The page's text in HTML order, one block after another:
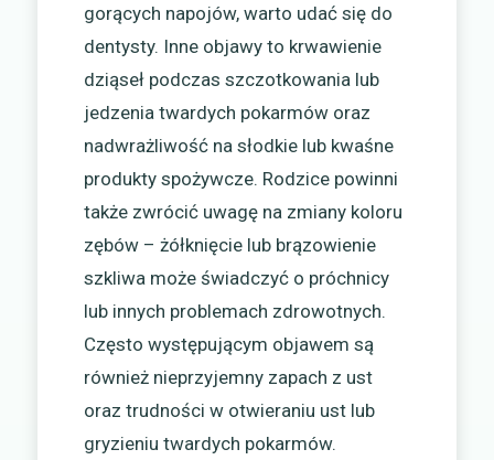
gorących napojów, warto udać się do
dentysty. Inne objawy to krwawienie
dziąseł podczas szczotkowania lub
jedzenia twardych pokarmów oraz
nadwrażliwość na słodkie lub kwaśne
produkty spożywcze. Rodzice powinni
także zwrócić uwagę na zmiany koloru
zębów – żółknięcie lub brązowienie
szkliwa może świadczyć o próchnicy
lub innych problemach zdrowotnych.
Często występującym objawem są
również nieprzyjemny zapach z ust
oraz trudności w otwieraniu ust lub
gryzieniu twardych pokarmów.